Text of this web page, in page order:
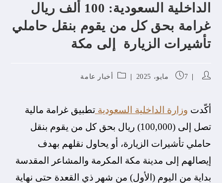
الداخلية السعودية: 100 ألف ريال
غرامة بحق كل من يقوم بنقل حاملي
تأشيرات الزيارة إلى مكة
7 مايو، 2025 أخبار عامة
أكّدت وزارة الداخلية السعوديةتطبيق غرامة مالية
تصل إلى (100,000) ريال بحق كل من يقوم بنقل
حاملي تأشيرات الزيارة، أو يحاول نقلهم بهدف
إيصالهم إلى مدينة مكة المكرمة والمشاعر المقدسة
بداية من اليوم (الأول) من شهر ذي القعدة حتى نهاية